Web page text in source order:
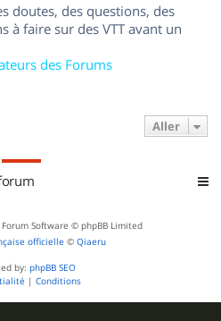
doutes, des questions, des
à faire sur des VTT avant un
des Forums
Aller
Software © phpBB Limited
officielle © Qiaeru
by: phpBB SEO
| Conditions